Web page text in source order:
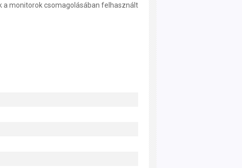
a monitorok csomagolásában felhasznált